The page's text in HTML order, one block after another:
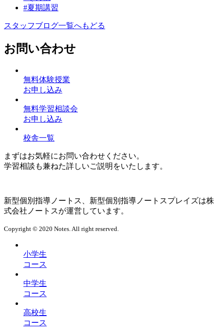
#夏期講習
スタッフブログ一覧へもどる
お問い合わせ
無料体験授業
お申し込み
無料学習相談会
お申し込み
校舎一覧
まずはお気軽にお問い合わせください。
学習相談も兼ねた詳しいご説明をいたします。
新型個別指導ノートス、新型個別指導ノートスプレイズは株
式会社ノートスが運営しています。
Copyright © 2020 Notes. All right reserved.
小学生
コース
中学生
コース
高校生
コース